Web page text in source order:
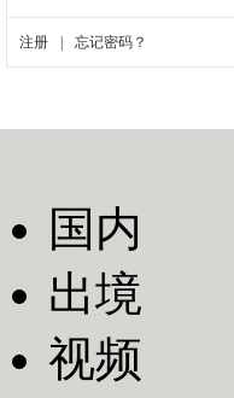
国内
出境
视频